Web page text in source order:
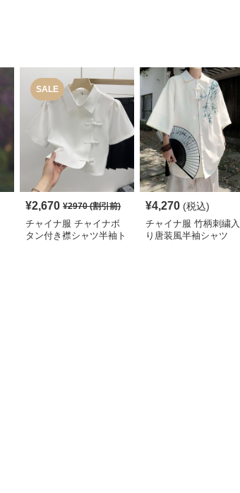
SALE
¥2,670 ¥2970(割引前)
チャイナ服 チャイナボ
タン付き襟シャツ半袖ト
¥4,270 (税込)
チャイナ服 竹柄刺繍入
り唐装風半袖シャツ